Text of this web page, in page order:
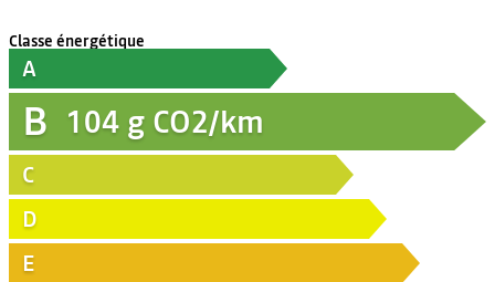
Classe énergétique
A
B 104 g CO2/km
C
D
E